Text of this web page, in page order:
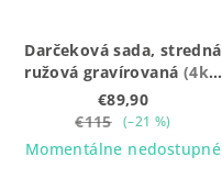
Darčeková sada, stredná
ružová gravírovaná (4ks:
Vláčik + Plyšák + hrkálka
+ box)
€89,90
€115 (–21 %)
Momentálne nedostupné